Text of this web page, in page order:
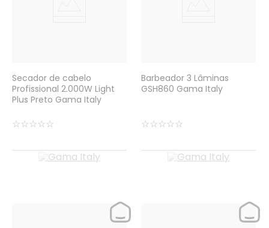
Secador de cabelo
Profissional 2.000W Light
Plus Preto Gama Italy
☆☆☆☆☆
Barbeador 3 Lâminas
GSH860 Gama Italy
☆☆☆☆☆